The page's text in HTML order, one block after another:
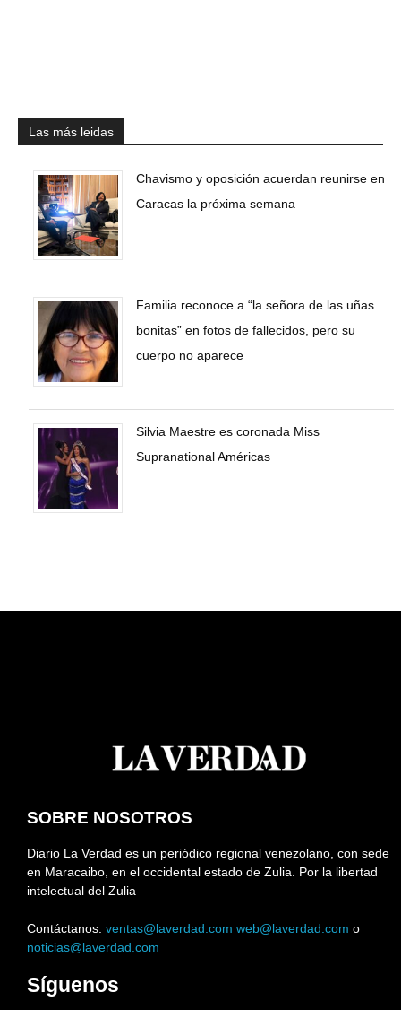
Las más leidas
Chavismo y oposición acuerdan reunirse en
Caracas la próxima semana
Familia reconoce a “la señora de las uñas
bonitas” en fotos de fallecidos, pero su
cuerpo no aparece
Silvia Maestre es coronada Miss
Supranational Américas
SOBRE NOSOTROS
Diario La Verdad es un periódico regional venezolano, con sede
en Maracaibo, en el occidental estado de Zulia. Por la libertad
intelectual del Zulia
Contáctanos: ventas@laverdad.com web@laverdad.com o
noticias@laverdad.com
Síguenos